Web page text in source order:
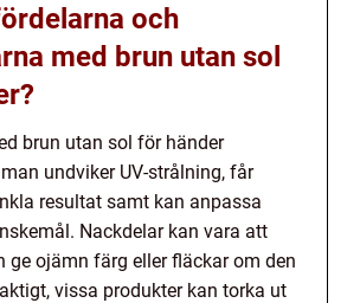
och
med brun utan sol
brun utan sol för händer
undviker UV-strålning, får
resultat samt kan anpassa
Nackdelar kan vara att
ge ojämn färg eller fläckar om den
vissa produkter kan torka ut